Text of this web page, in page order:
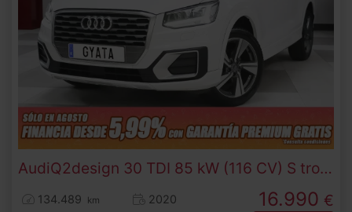
AudiQ2 design 30 TDI 85 kW (116 CV) S tronic
134.489 km
2020
16.990 €